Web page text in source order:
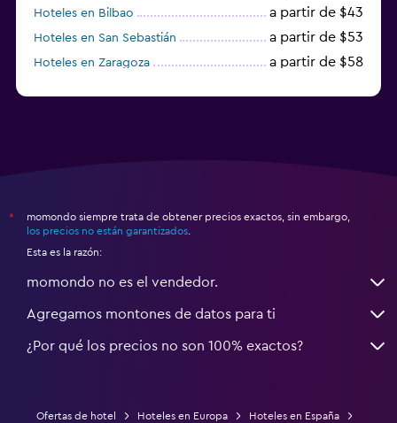
Salud y seguridad
Limpieza diaria
Botiquín de primeros auxilios
Gimnasio
Hoteles en Bilbao a partir de $43
Hoteles en San Sebastián a partir de $53
Hoteles en Zaragoza a partir de $58
*
momondo siempre trata de obtener precios exactos, sin embargo,
los precios no están garantizados
Esta es la razón:
momondo no es el vendedor.
Agregamos montones de datos para ti
¿Por qué los precios no son 100% exactos?
Ofertas de hotel Hoteles en Europa
Hoteles en España